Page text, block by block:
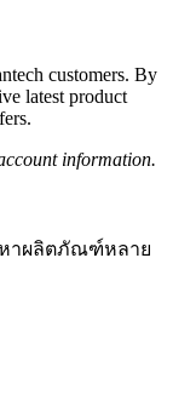
customers. By
latest product
information.
าผลิตภัณฑ์หลาย